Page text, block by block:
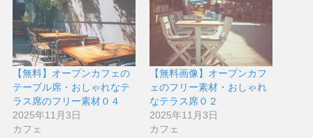
【無料】オープンカフェの
テーブル席・おしゃれなテ
ラス席のフリー素材０４
2025年11月3日
カフェ
【無料画像】オープンカフ
ェのフリー素材・おしゃれ
なテラス席０２
2025年11月3日
カフェ